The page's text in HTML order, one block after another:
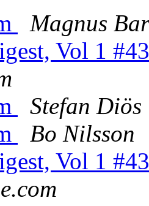
Magnus
Vol 1
Stefan Diös
Bo Nilsson
Vol 1